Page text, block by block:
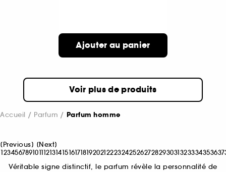
Ajouter au panier
Voir plus de produits
Accueil Parfum Parfum homme
[Previous] [Next]
12345678910111213141516171819202122232425262728293031323334353637
Véritable signe distinctif, le parfum révèle la personnalité de